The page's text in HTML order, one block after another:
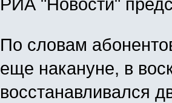
РИА "Новости"
По словам
еще накануне, в
восстанавливался